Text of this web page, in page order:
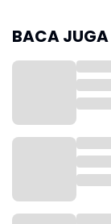
BACA JUGA